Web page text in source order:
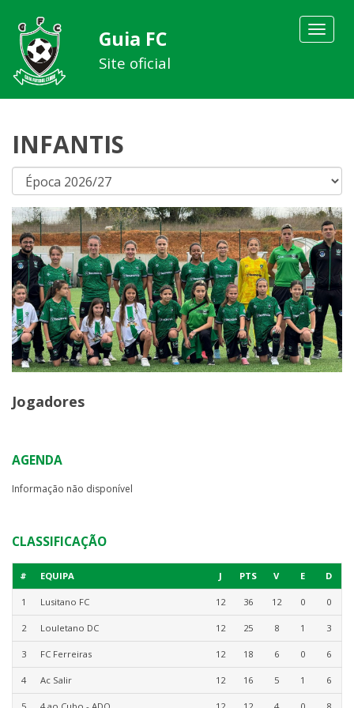
Toggle
Guia FC
Site oficial
INFANTIS
Jogadores
AGENDA
Informação não disponível
CLASSIFICAÇÃO
# EQUIPA J PTS V E D
1 Lusitano FC 12 36 12 0 0
2 Louletano DC 12 25 8 1 3
3 FC Ferreiras 12 18 6 0 6
4 Ac Salir 12 16 5 1 6